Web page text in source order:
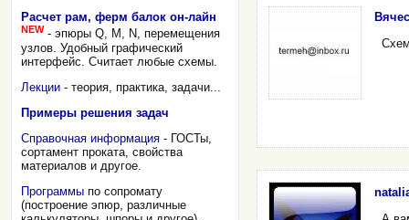
Расчет рам, ферм балок он-лайн
NEW - эпюры Q, M, N, перемещения
узлов. Удобный графический
интерфейс. Считает любые схемы.
Лекции - теория, практика, задачи...
Примеры решения задач
Справочная информация - ГОСТы,
сортамент проката, свойства
материалов и другое.
Программы по сопромату
(построение эпюр, различные